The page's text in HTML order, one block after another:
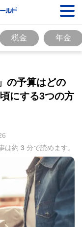
税金 年金
の予算はどの
にする3つの方
は約 3 分で読めます。